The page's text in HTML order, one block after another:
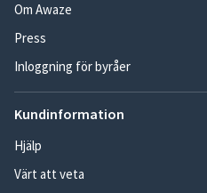
Om Awaze
Press
Inloggning för byråer
Kundinformation
Hjälp
Värt att veta